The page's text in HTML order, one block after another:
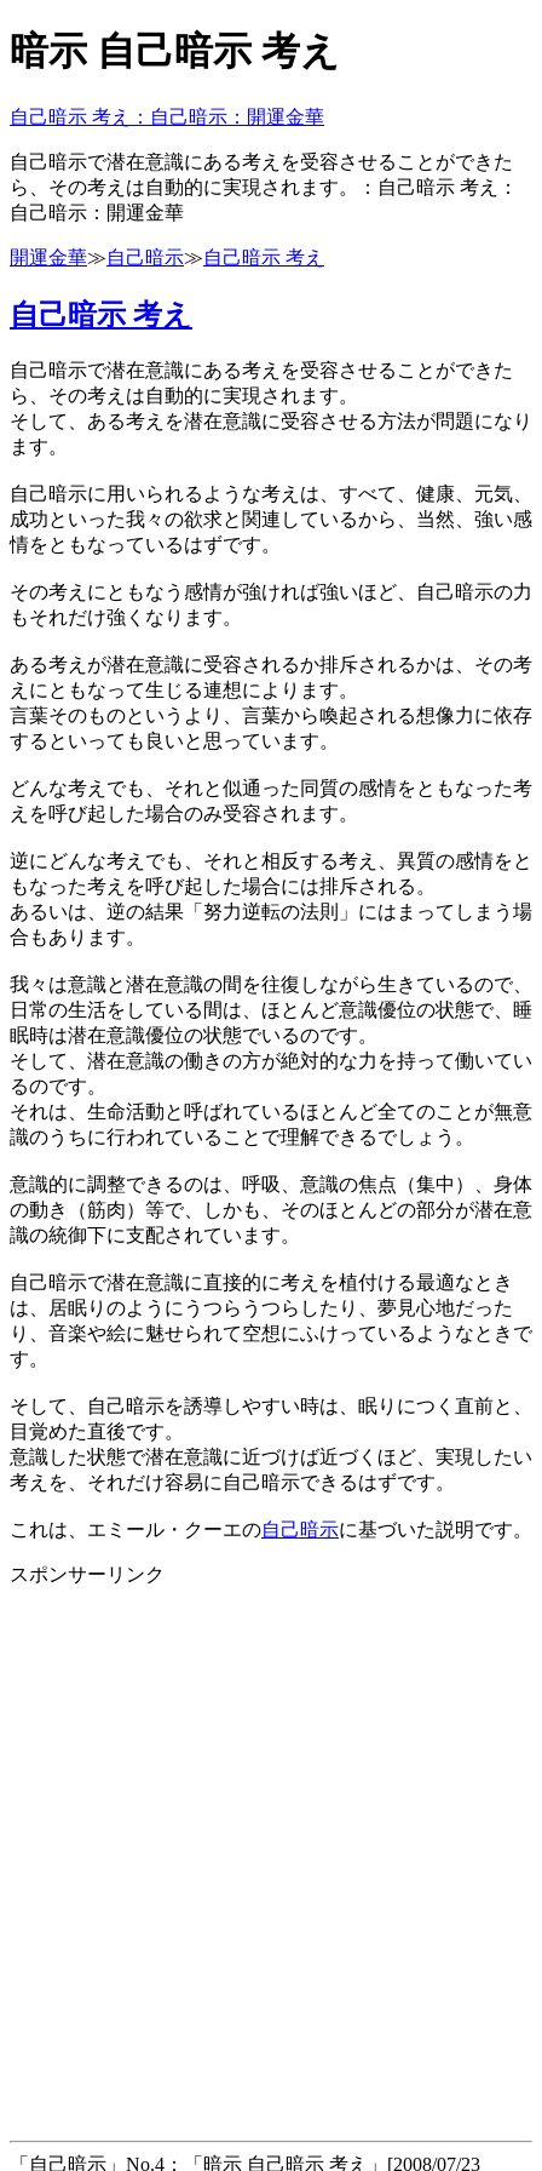
暗示 自己暗示 考え
自己暗示 考え：自己暗示：開運金華
自己暗示で潜在意識にある考えを受容させることができた
ら、その考えは自動的に実現されます。：自己暗示 考え：
自己暗示：開運金華
開運金華≫自己暗示≫自己暗示 考え
自己暗示 考え
自己暗示で潜在意識にある考えを受容させることができた
ら、その考えは自動的に実現されます。
そして、ある考えを潜在意識に受容させる方法が問題になり
ます。
自己暗示に用いられるような考えは、すべて、健康、元気、
成功といった我々の欲求と関連しているから、当然、強い感
情をともなっているはずです。
その考えにともなう感情が強ければ強いほど、自己暗示の力
もそれだけ強くなります。
ある考えが潜在意識に受容されるか排斥されるかは、その考
えにともなって生じる連想によります。
言葉そのものというより、言葉から喚起される想像力に依存
するといっても良いと思っています。
どんな考えでも、それと似通った同質の感情をともなった考
えを呼び起した場合のみ受容されます。
逆にどんな考えでも、それと相反する考え、異質の感情をと
もなった考えを呼び起した場合には排斥される。
あるいは、逆の結果「努力逆転の法則」にはまってしまう場
合もあります。
我々は意識と潜在意識の間を往復しながら生きているので、
日常の生活をしている間は、ほとんど意識優位の状態で、睡
眠時は潜在意識優位の状態でいるのです。
そして、潜在意識の働きの方が絶対的な力を持って働いてい
るのです。
それは、生命活動と呼ばれているほとんど全てのことが無意
識のうちに行われていることで理解できるでしょう。
意識的に調整できるのは、呼吸、意識の焦点（集中）、身体
の動き（筋肉）等で、しかも、そのほとんどの部分が潜在意
識の統御下に支配されています。
自己暗示で潜在意識に直接的に考えを植付ける最適なとき
は、居眠りのようにうつらうつらしたり、夢見心地だった
り、音楽や絵に魅せられて空想にふけっているようなときで
す。
そして、自己暗示を誘導しやすい時は、眠りにつく直前と、
目覚めた直後です。
意識した状態で潜在意識に近づけば近づくほど、実現したい
考えを、それだけ容易に自己暗示できるはずです。
これは、エミール・クーエの自己暗示に基づいた説明です。
スポンサーリンク
「自己暗示」No.4：「暗示 自己暗示 考え」[2008/07/23